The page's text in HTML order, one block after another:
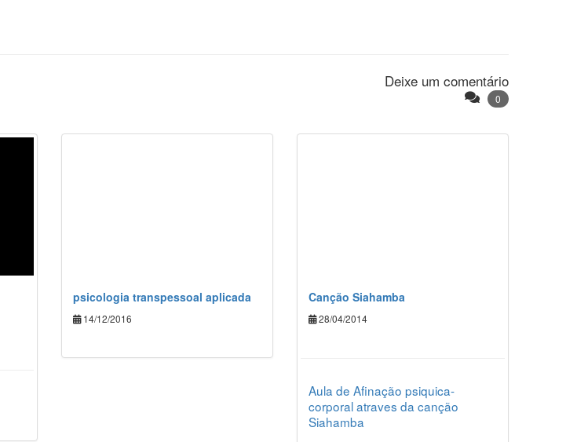
Deixe um comentário
0
psicologia transpessoal aplicada
14/12/2016
Canção Siahamba
28/04/2014
Aula de Afinação psiquica-
corporal atraves da canção
Siahamba